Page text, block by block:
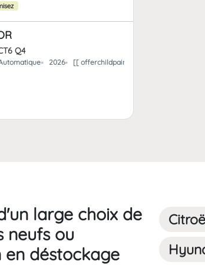
Q4
2026
[[ offerchildpaint.offerchild_km |
large choix de
neufs ou
en déstockage